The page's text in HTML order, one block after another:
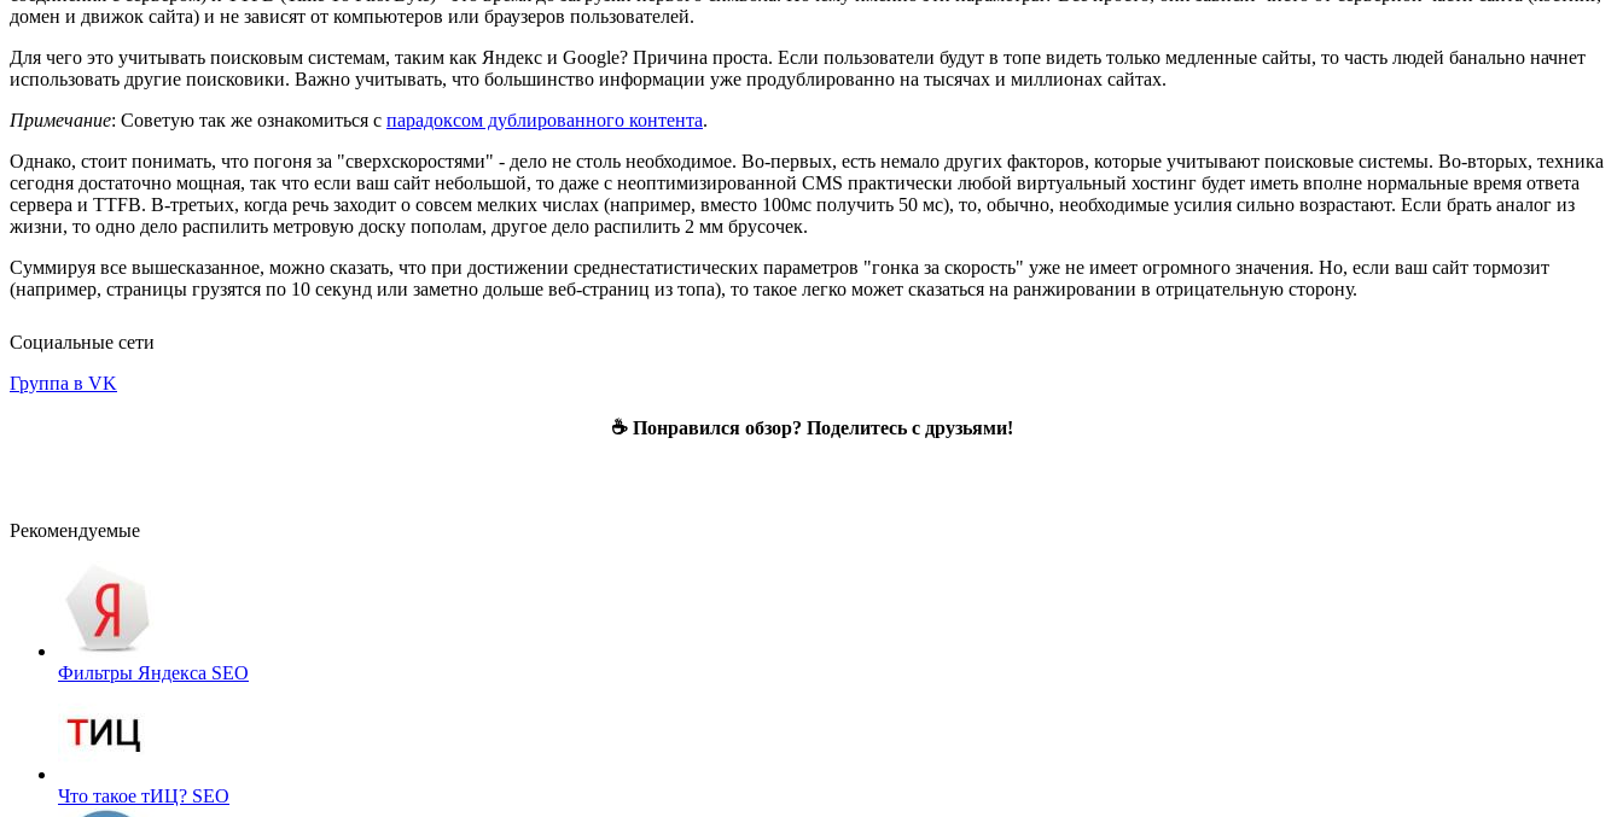
домен и движок сайта) и не зависят от компьютеров или браузеров пользователей.
Для чего это учитывать поисковым системам, таким как Яндекс и Google? Причина проста. Если пользователи будут в топе видеть только медленные сайты, то часть людей банально начнет
использовать другие поисковики. Важно учитывать, что большинство информации уже продублированно на тысячах и миллионах сайтах.
Примечание: Советую так же ознакомиться с парадоксом дублированного контента.
Однако, стоит понимать, что погоня за "сверхскоростями" - дело не столь необходимое. Во-первых, есть немало других факторов, которые учитывают поисковые системы. Во-вторых, техника
сегодня достаточно мощная, так что если ваш сайт небольшой, то даже с неоптимизированной CMS практически любой виртуальный хостинг будет иметь вполне нормальные время ответа
сервера и TTFB. В-третьих, когда речь заходит о совсем мелких числах (например, вместо 100мс получить 50 мс), то, обычно, необходимые усилия сильно возрастают. Если брать аналог из
жизни, то одно дело распилить метровую доску пополам, другое дело распилить 2 мм брусочек.
Суммируя все вышесказанное, можно сказать, что при достижении среднестатистических параметров "гонка за скорость" уже не имеет огромного значения. Но, если ваш сайт тормозит
(например, страницы грузятся по 10 секунд или заметно дольше веб-страниц из топа), то такое легко может сказаться на ранжировании в отрицательную сторону.
Социальные сети
Группа в VK
☕ Понравился обзор? Поделитесь с друзьями!
Рекомендуемые
Фильтры Яндекса SEO
Что такое тИЦ? SEO